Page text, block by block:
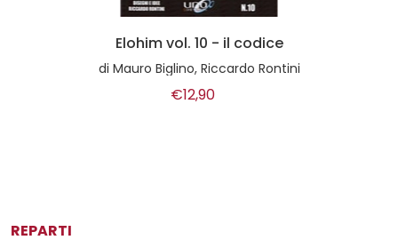
Elohim vol. 10 - il codice
di Mauro Biglino, Riccardo Rontini
€12,90
REPARTI